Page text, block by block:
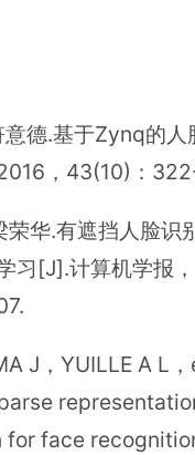
意德.基于Zynq的
，43(10)：
华.有遮挡人脸识
习[J].计算机学报
J，YUILLE A L
for face